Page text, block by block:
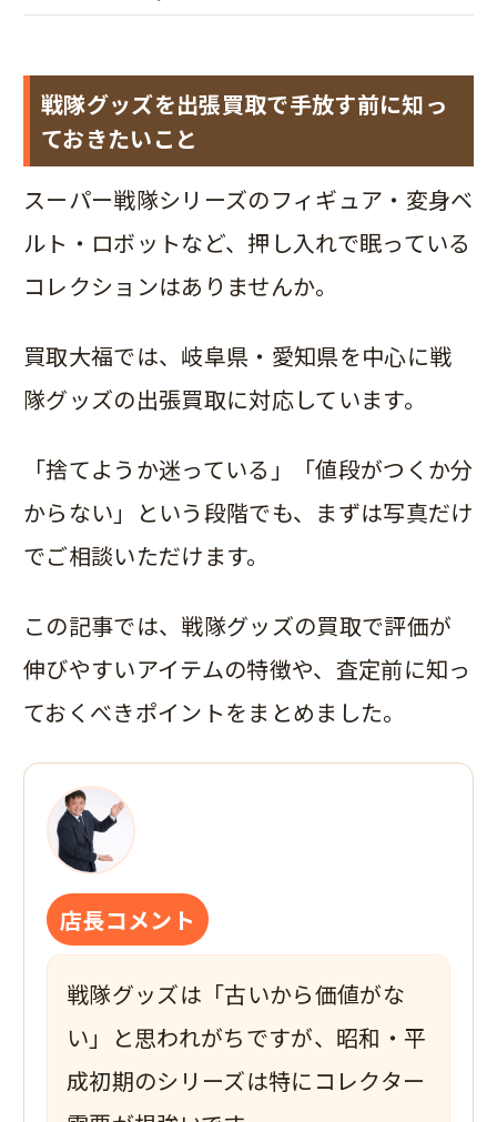
戦隊グッズを出張買取で手放す前に知っ
ておきたいこと
スーパー戦隊シリーズのフィギュア・変身ベ
ルト・ロボットなど、押し入れで眠っている
コレクションはありませんか。
買取大福では、岐阜県・愛知県を中心に戦
隊グッズの出張買取に対応しています。
「捨てようか迷っている」「値段がつくか分
からない」という段階でも、まずは写真だけ
でご相談いただけます。
この記事では、戦隊グッズの買取で評価が
伸びやすいアイテムの特徴や、査定前に知っ
ておくべきポイントをまとめました。
店長コメント
戦隊グッズは「古いから価値がな
い」と思われがちですが、昭和・平
成初期のシリーズは特にコレクター